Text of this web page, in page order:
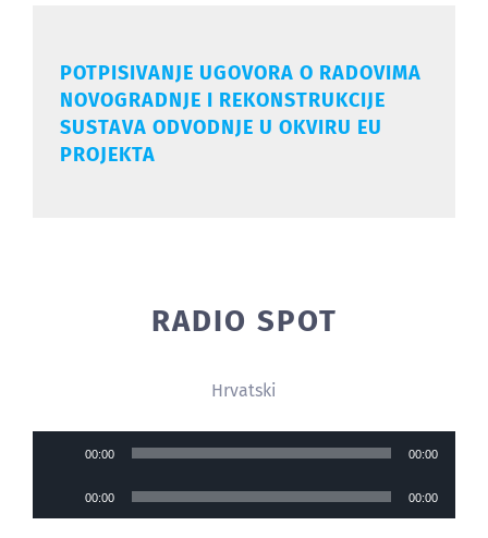
POTPISIVANJE UGOVORA O RADOVIMA
NOVOGRADNJE I REKONSTRUKCIJE
SUSTAVA ODVODNJE U OKVIRU EU
PROJEKTA
RADIO SPOT
Hrvatski
Reproduktor
00:00 00:00
Reproduktor
00:00 00:00